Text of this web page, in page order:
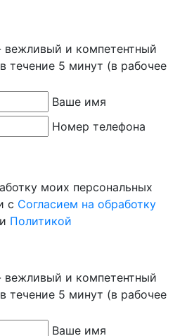
вежливый и компетентный
течение 5 минут (в рабочее
Ваше имя
Номер телефона
моих персональных
с Согласием на обработку
и Политикой
вежливый и компетентный
течение 5 минут (в рабочее
Ваше имя